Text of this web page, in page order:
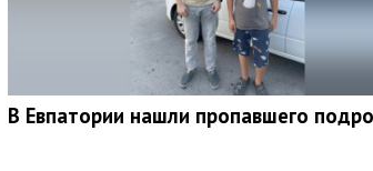
В Евпатории нашли пропавшего